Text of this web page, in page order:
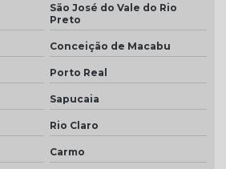
São José do Vale do Rio
Preto
Conceição de Macabu
Porto Real
Sapucaia
Rio Claro
Carmo